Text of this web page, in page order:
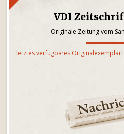
VDI
Originale Zeitung vom
letztes verfügbares Originalexemplar!